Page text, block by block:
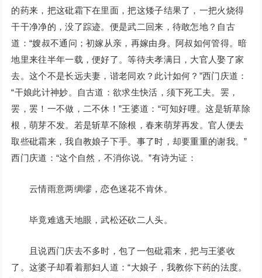
的药来，把这砒霜下在里面，把这矮子结果了，一把火烧得
干干净净的，没了踪迹。便是武二回来，待敢怎地？自古
道：“嫂叔不通问；初嫁从亲，再嫁由身。阿叔如何管得。暗
地里来往半年一载，便好了。等待夫孝满日，大官人娶了家
去。这个不是长远夫妻，谐老同欢？此计如何？”西门庆道：
“干娘此计神妙。自古道：欲求生快活，须下死工夫。罢，
罢，罢！一不做，二不休！”王婆道：“可知好哩。这是斩草除
根，萌芽不发。若是斩草不除根，春来萌芽再发。官人便去
取些砒霜来，我自教娘子下手。事了时，却要重重的谢我。”
西门庆道：“这个自然，不消你说。”有诗为证：
云情雨意两绸缪，恋色迷花不肯休。
毕竟难逃天地眼，武松还砍二人头。
且说西门庆去不多时，包了一包砒霜来，把与王婆收
了。这婆子却看着那妇人道：“大娘子，我教你下药的法度。